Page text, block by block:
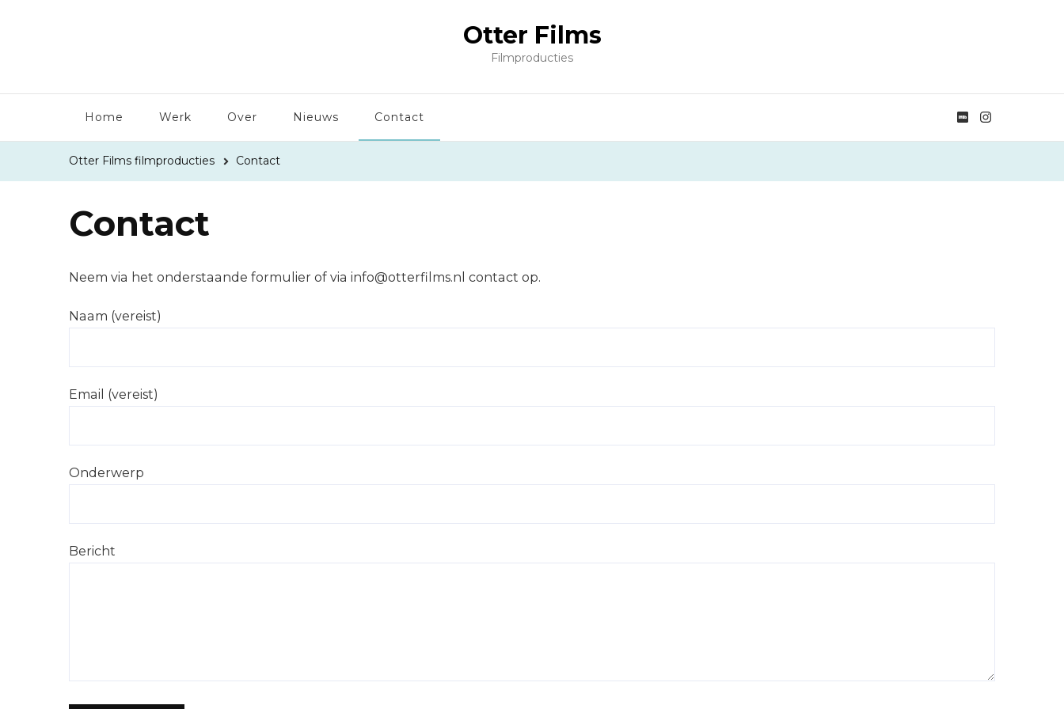
Otter Films
Filmproducties
Home Werk Over Nieuws Contact
Otter Films filmproducties Contact
Contact
Neem via het onderstaande formulier of via info@otterfilms.nl contact op.
Naam (vereist)
Email (vereist)
Onderwerp
Bericht